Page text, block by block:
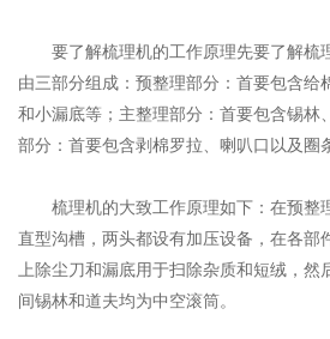
要了解梳理机的工作原理先要了解梳
由三部分组成：预整理部分：首要包含给
和小漏底等；主整理部分：首要包含锡林
部分：首要包含剥棉罗拉、喇叭口以及圈
梳理机的大致工作原理如下：在预整
直型沟槽，两头都设有加压设备，在各部
上除尘刀和漏底用于扫除杂质和短绒，然
间锡林和道夫均为中空滚筒。